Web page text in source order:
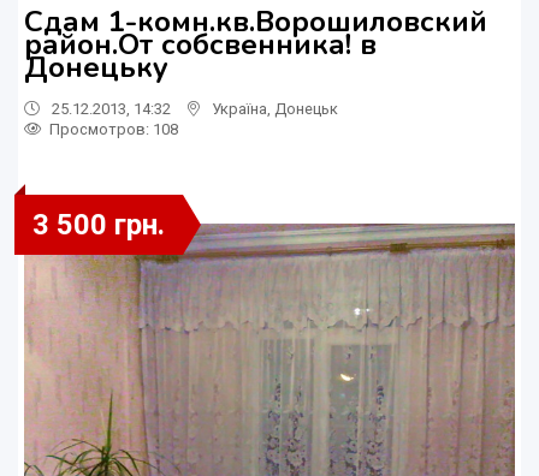
Сдам 1-комн.кв.Ворошиловский
район.От собсвенника! в
Донецьку
25.12.2013, 14:32 Україна Донецьк
Просмотров: 108
3 500 грн.